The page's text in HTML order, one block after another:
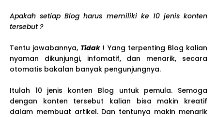
Apakah setiap Blog harus memiliki ke 10 jenis konten
tersebut ?
Tentu jawabannya, Tidak ! Yang terpenting Blog kalian
nyaman dikunjungi, infomatif, dan menarik, secara
otomatis bakalan banyak pengunjungnya.
Itulah 10 jenis konten Blog untuk pemula. Semoga
dengan konten tersebut kalian bisa makin kreatif
dalam membuat artikel. Dan tentunya makin menarik